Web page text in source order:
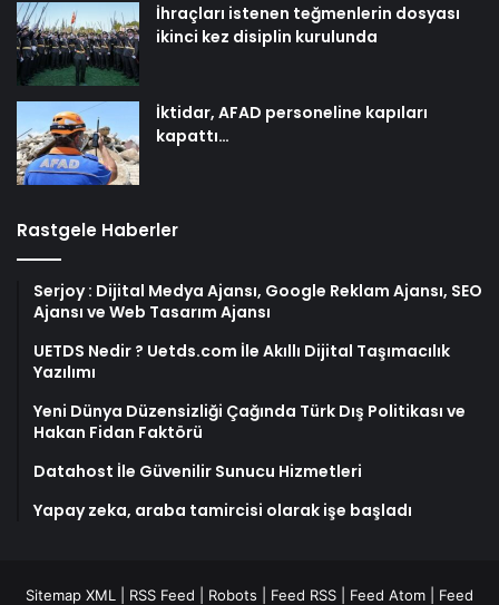
İhraçları istenen teğmenlerin dosyası
ikinci kez disiplin kurulunda
İktidar, AFAD personeline kapıları
kapattı…
Rastgele Haberler
Serjoy : Dijital Medya Ajansı, Google Reklam Ajansı, SEO
Ajansı ve Web Tasarım Ajansı
UETDS Nedir ? Uetds.com İle Akıllı Dijital Taşımacılık
Yazılımı
Yeni Dünya Düzensizliği Çağında Türk Dış Politikası ve
Hakan Fidan Faktörü
Datahost İle Güvenilir Sunucu Hizmetleri
Yapay zeka, araba tamircisi olarak işe başladı
Sitemap XML RSS Feed Robots Feed RSS Feed Atom Feed